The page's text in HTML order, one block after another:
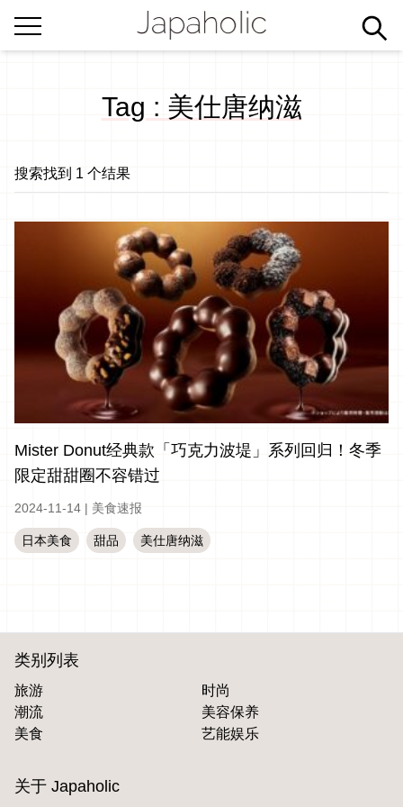
Tag : 美仕唐纳滋
搜索找到 1 个结果
Mister Donut经典款「巧克力波堤」系列回归！冬季
限定甜甜圈不容错过
2024-11-14 | 美食速报
日本美食 甜品 美仕唐纳滋
类别列表
旅游
时尚
潮流
美容保养
美食
艺能娱乐
关于 Japaholic